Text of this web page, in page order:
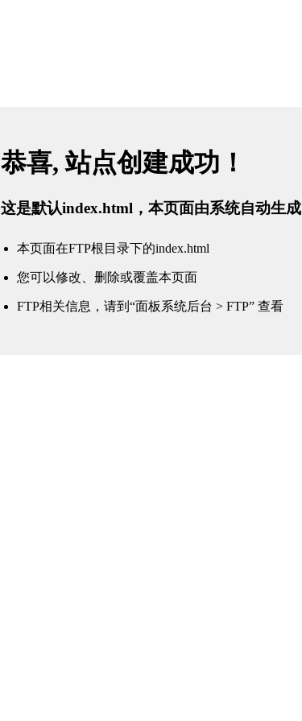
恭喜, 站点创建成功！
这是默认index.html，本页面由系统自动生成
本页面在FTP根目录下的index.html
您可以修改、删除或覆盖本页面
FTP相关信息，请到“面板系统后台 > FTP” 查看